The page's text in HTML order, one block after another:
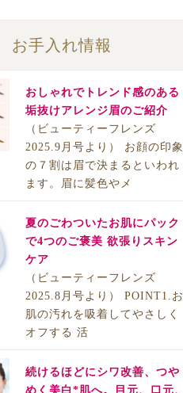
お手入れ情報
おしゃれでトレンド感のある
垢抜けアレンジ眉のご紹介
（ビューティーフレンズ
2025.9月号より） お顔の印象
の７割は眉で決まるといわれ
ます。眉に髪色やメ
夏のごわついたお肌にパック
で4つのご褒美 欲張りスキン
ケア
（ビューティーフレンズ
2025.8月号より） POINT1.お
肌の汚れを吸着してやさしく
オフする 活
続けるほどにシワ改善、つや
めく美白*肌へ。目元、口元、